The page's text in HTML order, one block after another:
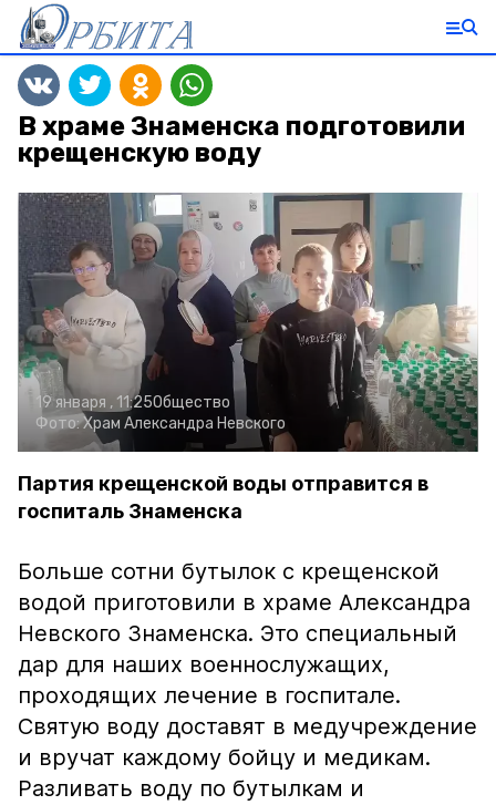
В храме Знаменска подготовили
крещенскую воду
19 января , 11:25Общество
Фото:Храм Александра Невского
Партия крещенской воды отправится в
госпиталь Знаменска
Больше сотни бутылок с крещенской
водой приготовили в храме Александра
Невского Знаменска. Это специальный
дар для наших военнослужащих,
проходящих лечение в госпитале.
Святую воду доставят в медучреждение
и вручат каждому бойцу и медикам.
Разливать воду по бутылкам и